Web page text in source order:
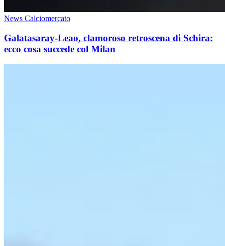
News Calciomercato
Galatasaray-Leao, clamoroso retroscena di Schira:
ecco cosa succede col Milan